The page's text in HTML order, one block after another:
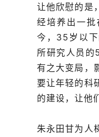
让他欣慰的是
经培养出一
今，35岁以
所研究人员的
有之大变局，
要让年轻的科
的建设，让他
朱永田甘为人